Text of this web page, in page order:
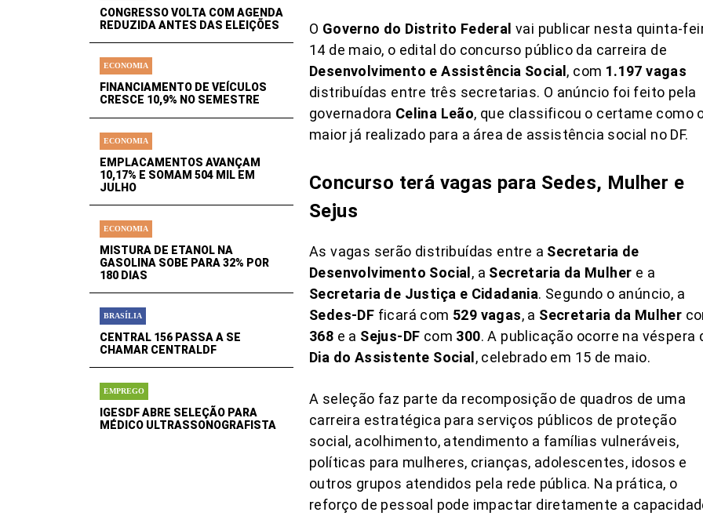
CONGRESSO VOLTA COM AGENDA
REDUZIDA ANTES DAS ELEIÇÕES
ECONOMIA
FINANCIAMENTO DE VEÍCULOS
CRESCE 10,9% NO SEMESTRE
ECONOMIA
EMPLACAMENTOS AVANÇAM
10,17% E SOMAM 504 MIL EM
JULHO
ECONOMIA
MISTURA DE ETANOL NA
GASOLINA SOBE PARA 32% POR
180 DIAS
BRASÍLIA
CENTRAL 156 PASSA A SE
CHAMAR CENTRALDF
EMPREGO
IGESDF ABRE SELEÇÃO PARA
MÉDICO ULTRASSONOGRAFISTA
O Governo do Distrito Federal vai publicar nesta quinta-
14 de maio, o edital do concurso público da carreira de
Desenvolvimento e Assistência Social , com 1.197 vagas
distribuídas entre três secretarias. O anúncio foi feito pela
governadora Celina Leão, que classificou o certame como
maior já realizado para a área de assistência social no DF.
Concurso terá vagas para Sedes, Mulher e
Sejus
As vagas serão distribuídas entre a Secretaria de
Desenvolvimento Social , a Secretaria da Mulher e a
Secretaria de Justiça e Cidadania. Segundo o anúncio, a
Sedes-DF ficará com 529 vagas, a Secretaria da Mulher
368 e a Sejus-DF com 300. A publicação ocorre na véspera
Dia do Assistente Social , celebrado em 15 de maio.
A seleção faz parte da recomposição de quadros de uma
carreira estratégica para serviços públicos de proteção
social, acolhimento, atendimento a famílias vulneráveis,
políticas para mulheres, crianças, adolescentes, idosos e
outros grupos atendidos pela rede pública. Na prática, o
reforço de pessoal pode impactar diretamente a